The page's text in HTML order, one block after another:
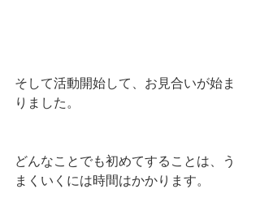
そして活動開始して、お見合いが始ま
りました。
どんなことでも初めてすることは、う
まくいくには時間はかかります。